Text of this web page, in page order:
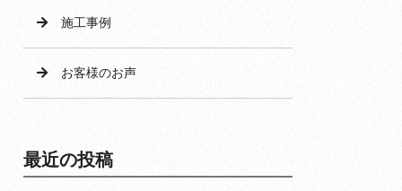
施工事例
お客様のお声
最近の投稿